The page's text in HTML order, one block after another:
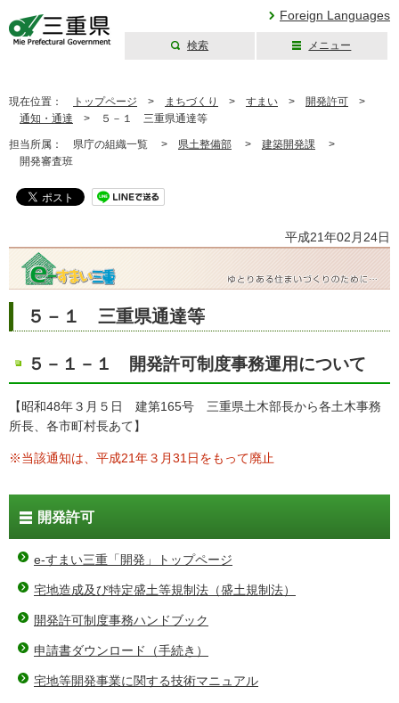
Foreign Languages
検索 メニュー
現在位置： トップページ > まちづくり > すまい > 開発許可 >
通知・通達 > ５－１ 三重県通達等
担当所属： 県庁の組織一覧 > 県土整備部 > 建築開発課 >
開発審査班
平成21年02月24日
５－１ 三重県通達等
５－１－１ 開発許可制度事務運用について
【昭和48年３月５日 建第165号 三重県土木部長から各土木事務
所長、各市町村長あて】
※当該通知は、平成21年３月31日をもって廃止
開発許可
e-すまい三重「開発」トップページ
宅地造成及び特定盛土等規制法（盛土規制法）
開発許可制度事務ハンドブック
申請書ダウンロード（手続き）
宅地等開発事業に関する技術マニュアル